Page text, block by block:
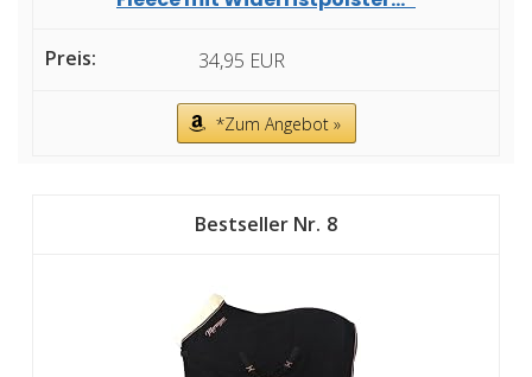
34,95 EUR
*Zum Angebot »
8